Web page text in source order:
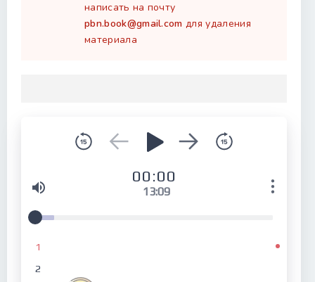
написать на почту
pbn.book@gmail.com для удаления
материала
00:00
13:09
1
2